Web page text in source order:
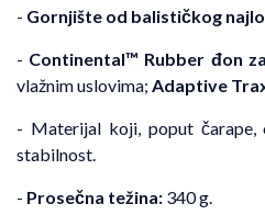
- Gornjište od balističkog
- Continental™ Rubber đon
vlažnim uslovima; Adaptive
- Materijal koji, poput čarape,
stabilnost.
- Prosečna težina: 340 g.